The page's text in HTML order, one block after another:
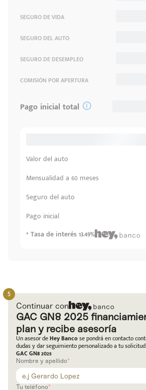
SEGURO DE VIDA
SEGURO DEL AUTO
SEGURO DE DESEMPLEO
COMISIÓN POR APERTURA
Pago inicial total
Valor del auto
Mensualidad a 60 meses
Seguro del auto
Pago inicial
* Tasa de interés 13.49%
Continuar con
GAC GN8 2025
plan y recibe asesoría
Un asesor deHey Bancose pondrá en contacto
dudas y dar seguimiento personalizado a tu
GAC GN8 2025
Nombre y apellido
Tu teléfono